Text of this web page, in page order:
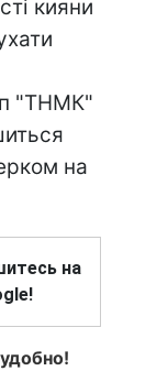
кияни
"ТНМК"
на
на